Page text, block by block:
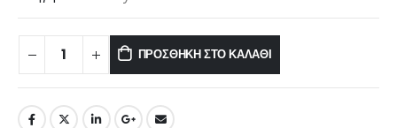
ΠΡΟΣΘΉΚΗ ΣΤΟ ΚΑΛΆΘΙ